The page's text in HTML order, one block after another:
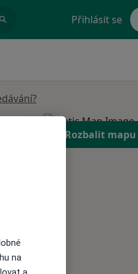
Přihlásit se
Čt
Rozbalit mapu
na